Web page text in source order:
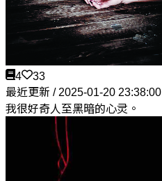
4
33
最近更新 / 2025-01-20 23:38:00
我很好奇人至黑暗的心灵。